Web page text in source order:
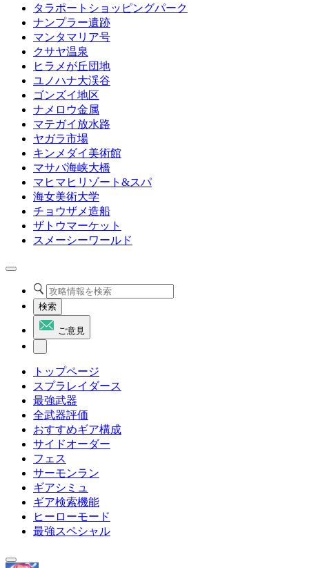
タラポートショッピングパーク
ナンプラー遺跡
マンタマリア号
クサヤ温泉
ヒラメが丘団地
ユノハナ大渓谷
ゴンズイ地区
ナメロウ金属
マテガイ放水路
ヤガラ市場
キンメダイ美術館
マサバ海峡大橋
マヒマヒリゾート&スパ
海女美術大学
チョウザメ造船
ザトウマーケット
スメーシーワールド
検索
ご意見
トップページ
スプラレイダース
最強武器
全武器評価
おすすめギア構成
サイドオーダー
フェス
サーモンラン
ギアシミュ
ギア検索機能
ヒーローモード
最強スペシャル